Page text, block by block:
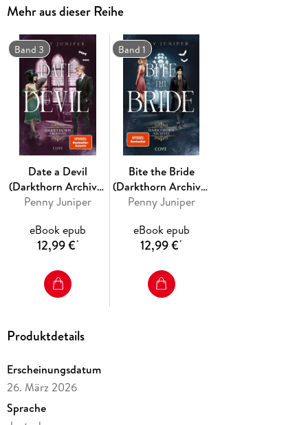
bietet Connor ihr seine Dienste als Dating Coach an - die
schüchterne Hobbybäckerin geht ihm schon länger unter die
Haut. Zwischen Bibliotheksstunden, Cupcakes und lebhaften
Dating-Lektionen kommen die beiden sich näher, als ihnen
erlaubt ist. Denn Liebe zwischen Menschen und Werwölfen
ist streng verboten. Und Connors Rudel ist jedes Mittel
recht, um die Menschenfrau loszuwerden, die ihre Traditionen
bedroht . . .
»Fall For Fangs« ist eine Werwolf-Romantasy an der düsteren
Darkthorn University in den glamourösen 1920er Jahren.
#DatingCoach #ForbiddenLove #FatedMates #GrumpyxSunshine
#TouchHerAndDie
Juniper.
werden, zum besseren Verständnis empfiehlt sich aber die
Lektüre in der chronologischen Reihenfolge.
Mehr aus dieser Reihe
Band 3
Date a Devil
(Darkthorn Archives
3)
Penny Juniper
eBook epub
12,99 €*
Band 1
Bite the Bride
(Darkthorn Archives
1)
Penny Juniper
eBook epub
12,99 €*
Produktdetails
Erscheinungsdatum
26. März 2026
Sprache